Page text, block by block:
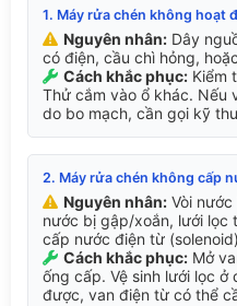
1. Máy rửa chén không hoạt
Nguyên nhân: Dây
có điện, cầu chì hỏng,
Cách khắc phục: Kiểm
Thử cắm vào ổ khác. Nếu
do bo mạch, cần gọi kỹ
2. Máy rửa chén không cấp
Nguyên nhân: Vòi
nước bị gập/xoắn, lưới lọc
cấp nước điện từ
Cách khắc phục: Mở
ống cấp. Vệ sinh lưới lọc
được, van điện từ có thể